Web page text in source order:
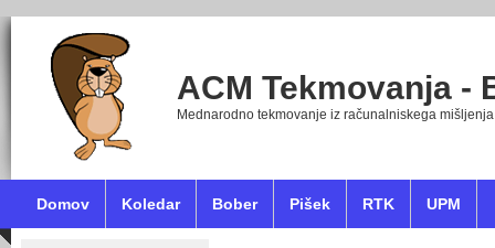
ACM Tekmovanja -
Mednarodno tekmovanje iz računalniskega mišljenja
Domov Koledar Bober Pišek RTK UPM